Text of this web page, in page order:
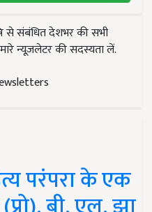
से संबंधित देशभर की सभी
न्यूज़लेटर की सदस्यता लें.
परंपरा के एक